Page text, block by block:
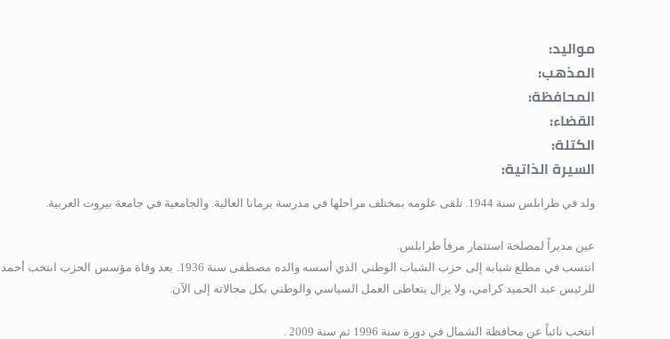
مواليد:
المذهب:
المحافظة:
القضاء:
الكتلة:
السيرة الذاتية:
ولد في طرابلس سنة 1944 . تلقى علومه بمختلف مراحلها في مدرسة برمانا العالية. والجامعية في جامعة بيروت العربية.
عين مديراً لمصلحة استثمار مرفأ طرابلس.
انتسب في مطلع شبابه إلى حزب الشباب الوطني الذي أسسه والده مصطفى سنة 1936
.
للرئيس عبد الحميد كرامي، ولا يزال يتعاطى العمل السياسي والوطني بكل مجالاته إلى الآن.
انتخب نائباً عن محافظة الشمال في دورة سنة 1996 ثم سنة 2009
.